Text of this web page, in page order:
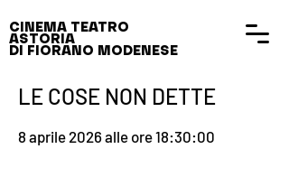
CINEMA TEATRO
ASTORIA
DI FIORANO MODENESE
LE COSE NON DETTE
8 aprile 2026 alle ore 18:30:00